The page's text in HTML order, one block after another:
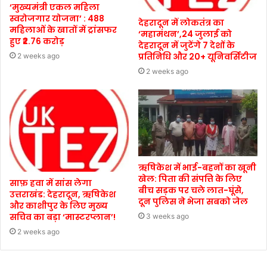
‘मुख्यमंत्री एकल महिला
स्वरोजगार योजना’ : 488
महिलाओं के खातों में ट्रांसफर
हुए ₹2.76 करोड़
2 weeks ago
देहरादून में लोकतंत्र का
‘महामंथन’,24 जुलाई को
देहरादून में जुटेंगे 7 देशों के
प्रतिनिधि और 20+ यूनिवर्सिटीज
2 weeks ago
साफ़ हवा में सांस लेगा
उत्तराखंड: देहरादून, ऋषिकेश
और काशीपुर के लिए मुख्य
सचिव का बड़ा ‘मास्टरप्लान’!
2 weeks ago
ऋषिकेश में भाई-बहनों का खूनी
खेल: पिता की संपत्ति के लिए
बीच सड़क पर चले लात-घूंसे,
दून पुलिस ने भेजा सबको जेल
3 weeks ago